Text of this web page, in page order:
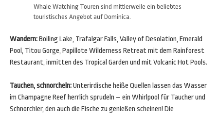
Whale Watching Touren sind mittlerweile ein beliebtes
touristisches Angebot auf Dominica.
Wandern:Boiling Lake, Trafalgar Falls, Valley of Desolation, Emerald
Pool, Titou Gorge, Papillote Wilderness Retreat mit dem Rainforest
Restaurant, inmitten des Tropical Garden und mit Volcanic Hot Pools.
Tauchen, schnorcheln:Unterirdische heiße Quellen lassen das Wasser
im Champagne Reef herrlich sprudeln – ein Whirlpool für Taucher und
Schnorchler, den auch die Fische zu genießen scheinen! Die